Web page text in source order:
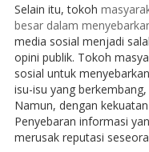
Selain itu, tokoh
besar dalam
media sosial menjadi
opini publik. Tokoh
sosial untuk
isu-isu yang
Namun, dengan
Penyebaran informasi
merusak reputasi